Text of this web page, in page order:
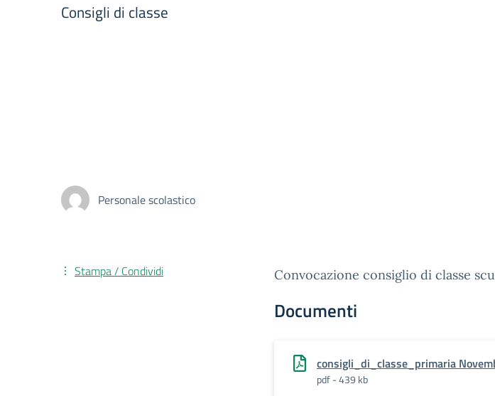
Consigli di classe
Personale scolastico
Convocazione consiglio di classe
Documenti
consigli_di_classe_primaria
pdf - 439 kb
Stampa / Condividi